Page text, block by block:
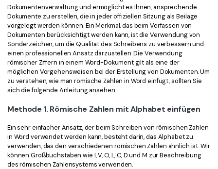
Rechtliches
Gesundheitswesen
Finanzen
Regierung
Veröffentlichung
Alle PDF-Funktionen
Mehr erfahren
Bewertungen
Sehen Sie, was unsere Nutzer sagen.
Kostenlose PDF-Vorlagen
Bearbeiten, Drucken und Anpassen von kostenlosen Vorlagen.
PDF-Wissen
Laden Sie die leistungsstärksten und einfachsten PDF-Tools
Dokumentenverwaltung und ermöglicht es Ihnen, ansprechende
Dokumente zu erstellen, die in jeder offiziellen Sitzung als Beilage
vorgelegt werden können. Ein Merkmal, das beim Verfassen von
Dokumenten berücksichtigt werden kann, ist die Verwendung von
Sonderzeichen, um die Qualität des Schreibens zu verbessern und
einen professionellen Ansatz darzustellen. Die Verwendung
römischer Ziffern in einem Word-Dokument gilt als eine der
möglichen Vorgehensweisen bei der Erstellung von Dokumenten. Um
zu verstehen, wie man römische Zahlen in Word einfügt, sollten Sie
sich die folgende Anleitung ansehen.
Methode 1. Römische Zahlen mit Alphabet einfügen
Ein sehr einfacher Ansatz, der beim Schreiben von römischen Zahlen
in Word verwendet werden kann, besteht darin, das Alphabet zu
verwenden, das den verschiedenen römischen Zahlen ähnlich ist. Wir
können Großbuchstaben wie I, V, O, L, C, D und M zur Beschreibung
des römischen Zahlensystems verwenden.